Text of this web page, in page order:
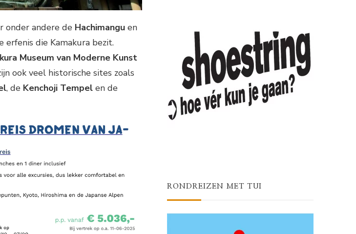
onder andere de Hachimangu en
die Kamakura bezit.
Museum van Moderne Kunst
ook veel historische sites zoals
, de Kenchoji Tempel en de
RONDREIZEN MET TUI